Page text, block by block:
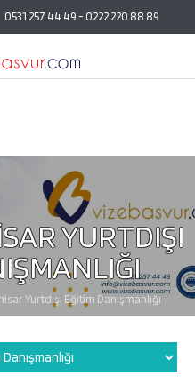
işlemlerinde
sürekli değişen
hizmet vermeye,
devam ediyor.
0531 257 44 49 - 0222 220 88 89
YURTDIŞI
Yurtdışı Eğitim Danışmanlığı